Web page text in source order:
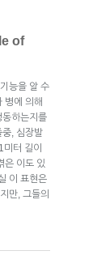
of
능을 알 수
병에 의해
하는지를
, 심장발
터 길이
은 이도 있
이 표현은
만, 그들의